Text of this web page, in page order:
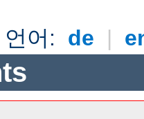
어: de |